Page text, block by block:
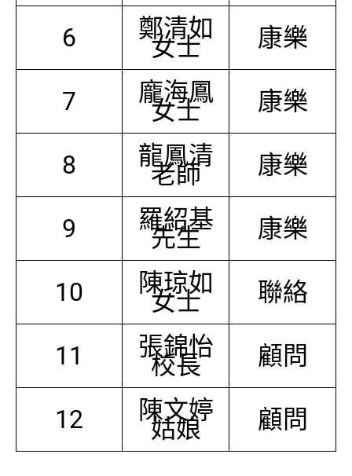
6 鄭清如
女士 康樂
7 龐海鳳
女士 康樂
8 龍鳳清
老師 康樂
9 羅紹基
先生 康樂
10 陳琼如
女士 聯絡
11 張錦怡
校長 顧問
12 陳文婷
姑娘 顧問